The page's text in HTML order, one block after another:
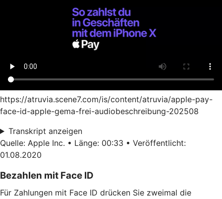
https://atruvia.scene7.com/is/content/atruvia/apple-pay-
face-id-apple-gema-frei-audiobeschreibung-202508
Transkript anzeigen
Quelle: Apple Inc. • Länge: 00:33 • Veröffentlicht:
01.08.2020
Bezahlen mit Face ID
Für Zahlungen mit Face ID drücken Sie zweimal die